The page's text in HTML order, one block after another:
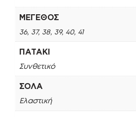
ΜΈΓΕΘΟΣ
36, 37, 38, 39, 40, 41
ΠΑΤΆΚΙ
Συνθετικό
ΣΌΛΑ
Ελαστική